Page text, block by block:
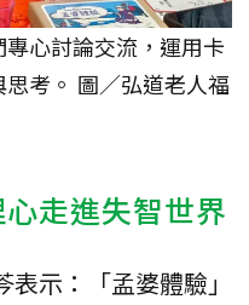
專心討論交流，運用卡
考。 圖／弘道老人福
走進失智世界
示：「孟婆體驗」